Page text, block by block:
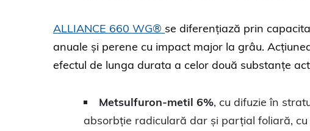
ALLIANCE 660 WG® se diferențiază prin
anuale și perene cu impact major la grâu.
efectul de lunga durata a celor două substanțe
Metsulfuron-metil 6%, cu difuzie în
absorbție radiculară dar și parțial foliară,